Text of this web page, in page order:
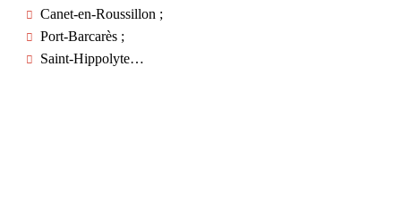
Canet-en-Roussillon ;
Port-Barcarès ;
Saint-Hippolyte…